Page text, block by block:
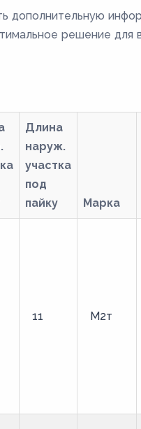
дополнительную
решение для
Длина
наруж.
участка
под
пайку
Марка
11 М2т